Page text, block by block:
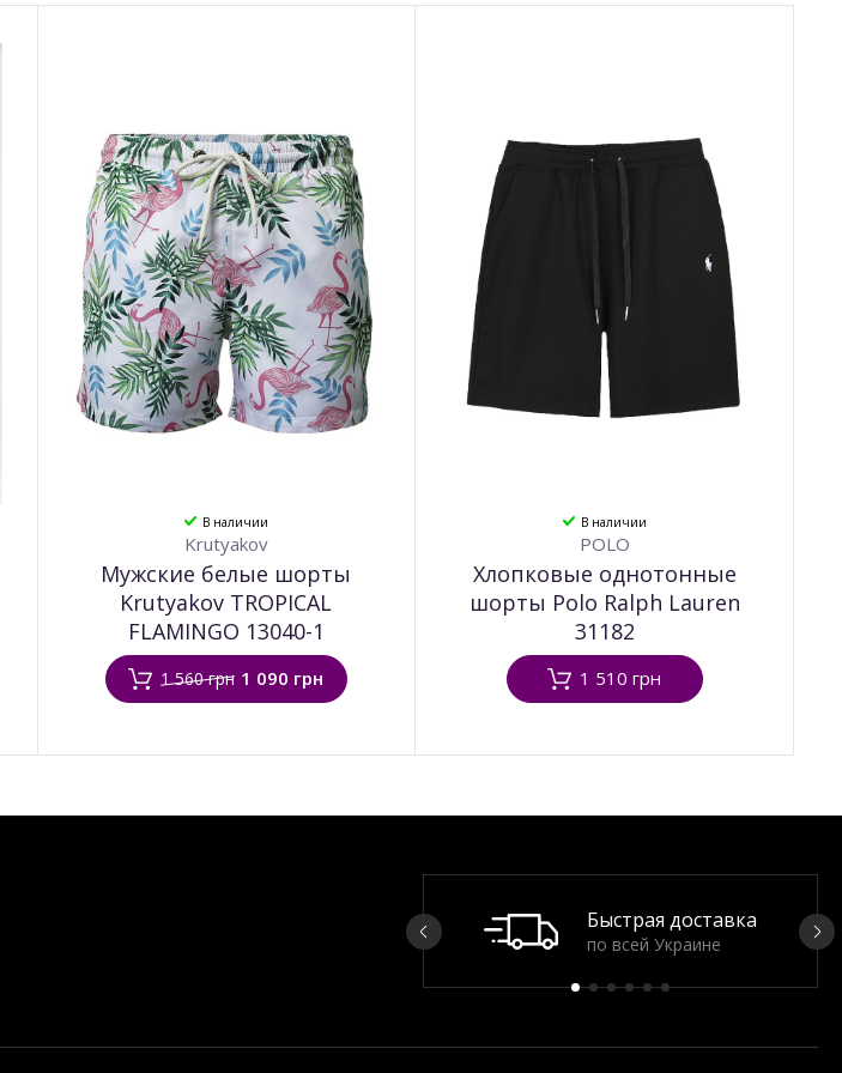
В наличии
Krutyakov
Мужские белые шорты
Krutyakov TROPICAL
FLAMINGO 13040-1
1 560 грн 1 090 грн
В наличии
POLO
Хлопковые однотонные
шорты Polo Ralph Lauren
31182
1 510 грн
Быстрая доставка
по всей Украине